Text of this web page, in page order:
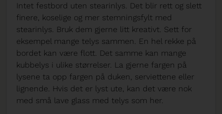
Intet festbord uten stearinlys. Det blir rett og slett
finere, koselige og mer stemningsfylt med
stearinlys. Bruk dem gjerne litt kreativt. Sett for
eksempel mange telys sammen. En hel rekke på
bordet kan være flott. Det samme kan mange
kubbelys i ulike størrelser. La gjerne fargen på
lysene ta opp fargen på duken, serviettene eller
lignende. Hvis det er lyst ute, kan det være nok
med små lave glass med telys som her.